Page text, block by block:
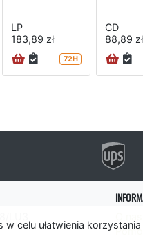
celu ułatwienia
LP
183,89 zł
72H
CD
88,89 zł